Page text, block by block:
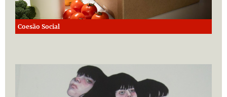
Coesão Social